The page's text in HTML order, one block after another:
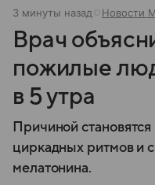
3 минуты назад Новости
Врач
пожилые
в 5 утра
Причиной
циркадных ритмов и
мелатонина.